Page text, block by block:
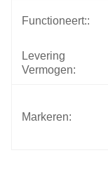
Functioneert::
Levering
Vermogen:
Markeren: